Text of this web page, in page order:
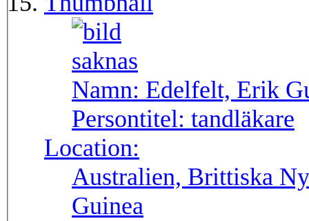
Namn: Edelfelt, Erik
Persontitel: tandläkare
Location:
Australien, Brittiska
Guinea